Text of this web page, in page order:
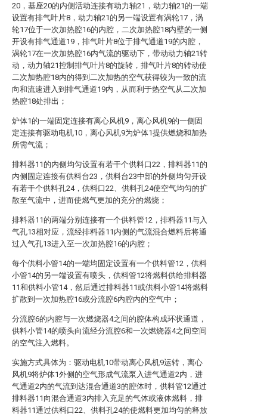
20，基座20的内侧活动连接有动力轴21，动力轴21的一端
设置有排气叶片8，动力轴21的另一端设置有涡轮17，涡
轮17位于一次加热腔16的内腔，二次加热腔18内壁的一侧
开设有排气通道19，排气叶片8位于排气通道19的内腔，
涡轮17在一次加热腔16内气流的驱动下，带动动力轴21转
动，动力轴21控制排气叶片8的旋转，排气叶片8的转动使
二次加热腔18内的得到二次加热的空气获得较为一致的流
向和流速进入到排气通道19内，从而利于热空气从二次加
热腔18处排出；
炉体1的一端固定连接有离心风机9，离心风机9的一侧固
定连接有驱动电机10，离心风机9为炉体1提供燃烧和加热
所需气流；
排料器11的内侧均匀设置有若干个供料口22，排料器11的
内侧固定连接有供料台23，供料台23中部的外侧均匀开设
有若干个供料孔24，供料口22、供料孔24使空气均匀的扩
散至气流中，进而使燃气更加的充分的燃烧；
排料器11的两端分别连接有一个供料管12，排料器11与入
气孔13相对应，流经排料器11内侧的气流混合燃料后将通
过入气孔13进入至一次加热腔16的内腔；
每个供料小管14的一端均固定设置有一个供料管12，供料
小管14的另一端设置有喷头，供料管12将燃料供给排料器
11和供料小管14，然后通过排料器11或供料小管14将燃料
扩散到一次加热腔16或分流腔6内腔内的空气中；
分流腔6的内腔与一次燃烧器4之间的腔体构成环状通道，
供料小管14的喷头向流经分流腔6和一次燃烧器4之间空间
的空气注入燃料。
实施方式具体为：驱动电机10带动离心风机9运转，离心
风机9将炉体1外侧的空气形成气流泵入进气通道2内，进
气通道2内的气流到达混合通道3的腔体时，供料管12通过
排料器11向混合通道3内排入充足的气体或液体燃料，排
料器11通过供料口22、供料孔24的使燃料更加均匀的释放